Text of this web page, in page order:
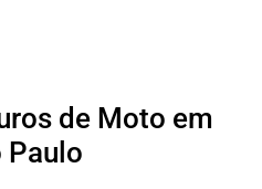
de Moto em
Paulo